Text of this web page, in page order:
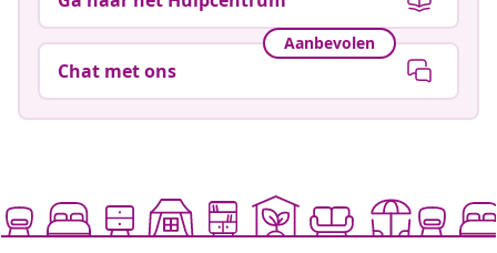
Aanbevolen
Chat met ons